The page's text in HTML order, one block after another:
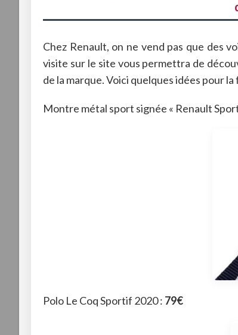
Chez Renault, on ne vend pas que des
visite sur le site vous permettra de
de la marque. Voici quelques idées pour
Montre métal sport signée « Renault
Polo Le Coq Sportif 2020 : 79€